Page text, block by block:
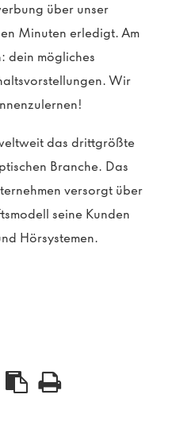
über unser
Minuten erledigt. Am
dein mögliches
Wir
das drittgrößte
Branche. Das
versorgt über
seine Kunden
Hörsystemen.